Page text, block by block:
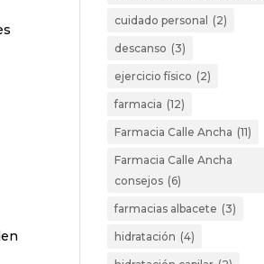
cuidado personal (2)
descanso (3)
ejercicio físico (2)
farmacia (12)
Farmacia Calle Ancha (11)
Farmacia Calle Ancha
consejos (6)
farmacias albacete (3)
hidratación (4)